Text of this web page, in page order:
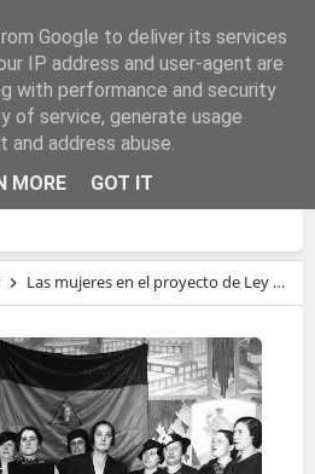
PROYECTO DE LEY DE
Las mujeres en el proyecto de Ley de Memoria Democrática
Google to deliver its services
IP address and user-agent are
with performance and security
of service, generate usage
address abuse.
MORE
GOT IT